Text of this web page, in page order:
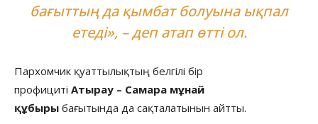
бағыттың да қымбат болуына ықпал
етеді», – деп атап өтті ол.
Пархомчик қуаттылықтың белгілі бір
профициті Атырау – Самара мұнай
құбыры бағытында да сақталатынын айтты.